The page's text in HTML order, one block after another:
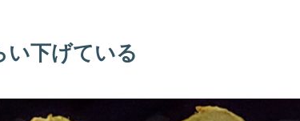
い下げている